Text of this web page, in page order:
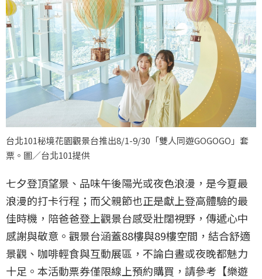
台北101秘境花園觀景台推出8/1-9/30「雙人同遊GOGOGO」套
票。圖／台北101提供
七夕登頂望景、品味午後陽光或夜色浪漫，是今夏最
浪漫的打卡行程；而父親節也正是獻上登高體驗的最
佳時機，陪爸爸登上觀景台感受壯闊視野，傳遞心中
感謝與敬意。觀景台涵蓋88樓與89樓空間，結合舒適
景觀、咖啡輕食與互動展區，不論白晝或夜晚都魅力
十足。本活動票券僅限線上預約購買，請參考【樂遊